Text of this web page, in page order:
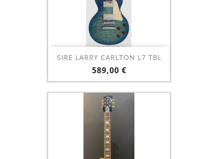
SIRE LARRY CARLTON L7 TBL
Prix
589,00 €